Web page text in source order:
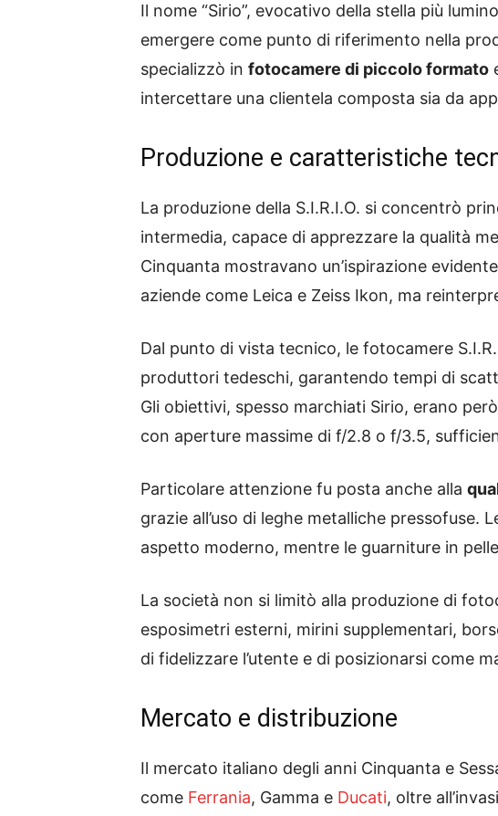
Il nome “Sirio”, evocativo della stella più
emergere come punto di riferimento nella
specializzò in fotocamere di piccolo formato
intercettare una clientela composta sia da
Produzione e caratteristiche
La produzione della S.I.R.I.O. si concentrò
intermedia, capace di apprezzare la qualità
Cinquanta mostravano un’ispirazione
aziende come Leica e Zeiss Ikon, ma
Dal punto di vista tecnico, le fotocamere
produttori tedeschi, garantendo tempi di
Gli obiettivi, spesso marchiati Sirio, erano
con aperture massime di f/2.8 o f/3.5,
Particolare attenzione fu posta anche alla
grazie all’uso di leghe metalliche
aspetto moderno, mentre le guarniture in
La società non si limitò alla produzione di
esposimetri esterni, mirini supplementari,
di fidelizzare l’utente e di posizionarsi come
Mercato e distribuzione
Il mercato italiano degli anni Cinquanta e
come Ferrania, Gamma e Ducati, oltre